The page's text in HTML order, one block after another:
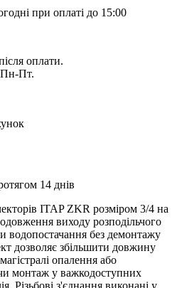
при оплаті до 15:00
оплати.
Пн-Пт.
14 днів
ITAP ZKR розміром 3/4 на
виходу розподільчого
водопостачання без демонтажу
дозволяє збільшити довжину
опалення або
монтаж у важкодоступних
Різьбові з'єднання виконані у